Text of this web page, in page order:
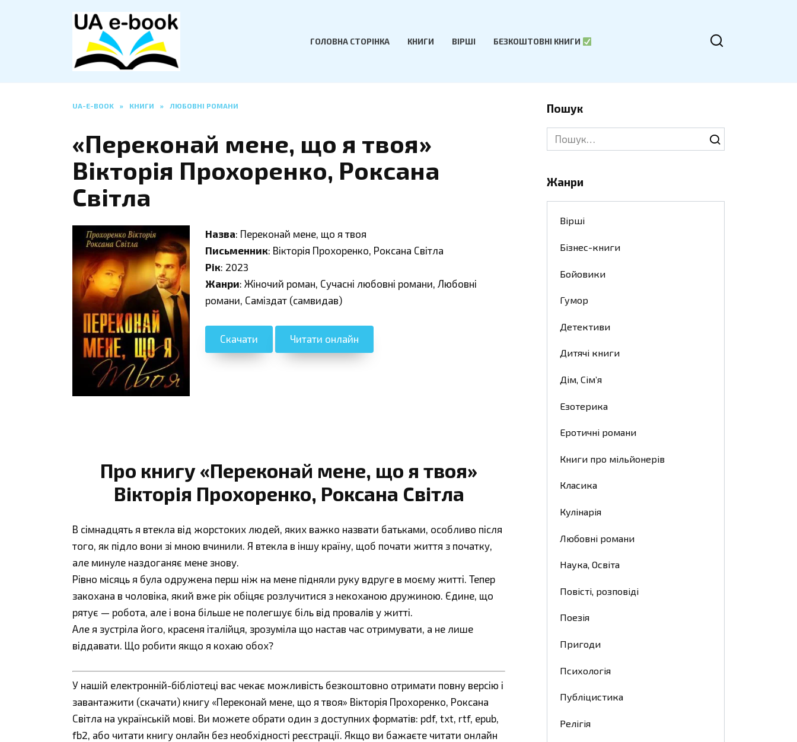
ГОЛОВНА СТОРІНКА КНИГИ ВІРШІ БЕЗКОШТОВНІ КНИГИ
UA-E-BOOK » КНИГИ » ЛЮБОВНІ РОМАНИ
«Переконай мене, що я твоя»
Вікторія Прохоренко, Роксана
Світла
Назва: Переконай мене, що я твоя
Письменник: Вікторія Прохоренко, Роксана Світла
Рік: 2023
Жанри: Жіночий роман, Сучасні любовні романи, Любовні
романи, Саміздат (самвидав)
Скачати Читати онлайн
Про книгу «Переконай мене, що я твоя»
Вікторія Прохоренко, Роксана Світла
В сімнадцять я втекла від жорстоких людей, яких важко назвати батьками, особливо після
того, як підло вони зі мною вчинили. Я втекла в іншу країну, щоб почати життя з початку,
але минуле наздоганяє мене знову.
Рівно місяць я була одружена перш ніж на мене підняли руку вдруге в моєму житті. Тепер
закохана в чоловіка, який вже рік обіцяє розлучитися з некоханою дружиною. Єдине, що
рятує — робота, але і вона більше не полегшує біль від провалів у житті.
Але я зустріла його, красеня італійця, зрозуміла що настав час отримувати, а не лише
віддавати. Що робити якщо я кохаю обох?
У нашій електронній-бібліотеці вас чекає можливість безкоштовно отримати повну версію і
завантажити (скачати) книгу «Переконай мене, що я твоя» Вікторія Прохоренко, Роксана
Світла на українській мові. Ви можете обрати один з доступних форматів: pdf, txt, rtf, epub,
fb2, або читати книгу онлайн без необхідності реєстрації. Якщо ви бажаєте читати онлайн
Пошук
Search
for:
Жанри
Вірші
Бізнес-книги
Бойовики
Гумор
Детективи
Дитячі книги
Дім, Сім’я
Езотерика
Еротичні романи
Книги про мільйонерів
Класика
Кулінарія
Любовні романи
Наука, Освіта
Повісті, розповіді
Поезія
Пригоди
Психологія
Публіцистика
Релігія